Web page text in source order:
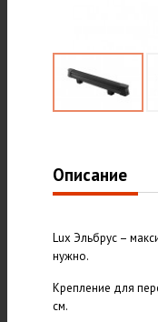
Описание
Lux Эльбрус –
нужно.
Крепление для
см.